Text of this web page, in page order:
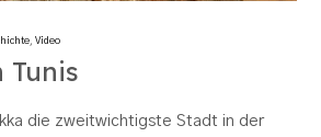
,Video
Tunis
die zweitwichtigste Stadt in der